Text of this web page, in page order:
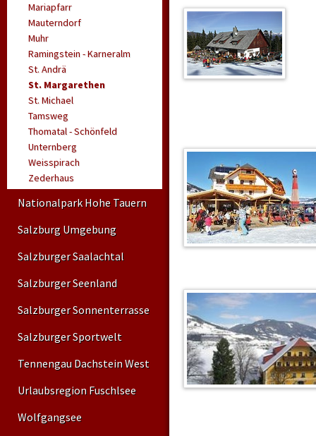
Mariapfarr
Mauterndorf
Muhr
Ramingstein - Karneralm
St. Andrä
St. Margarethen
St. Michael
Tamsweg
Thomatal - Schönfeld
Unternberg
Weisspirach
Zederhaus
Nationalpark Hohe Tauern
Salzburg Umgebung
Salzburger Saalachtal
Salzburger Seenland
Salzburger Sonnenterrasse
Salzburger Sportwelt
Tennengau Dachstein West
Urlaubsregion Fuschlsee
Wolfgangsee
nimmt sich liebevoll den ganz
Für Skitourengeher ist das
empfehlen und für Freunde
bieten sich mehrere
entspannt haben möchte
einer Pferdekutschenfahrt.